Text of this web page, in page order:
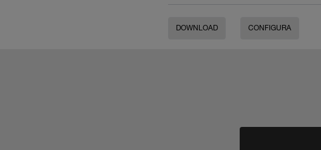
DOWNLOAD CONFIGURA